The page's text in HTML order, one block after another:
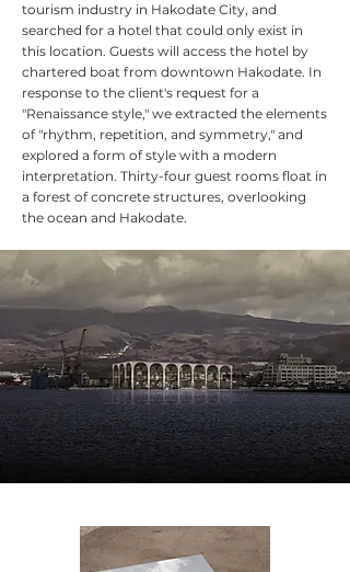
tourism industry in Hakodate City, and
searched for a hotel that could only exist in
this location. Guests will access the hotel by
chartered boat from downtown Hakodate. In
response to the client's request for a
"Renaissance style," we extracted the elements
of "rhythm, repetition, and symmetry," and
explored a form of style with a modern
interpretation. Thirty-four guest rooms float in
a forest of concrete structures, overlooking
the ocean and Hakodate. ​​